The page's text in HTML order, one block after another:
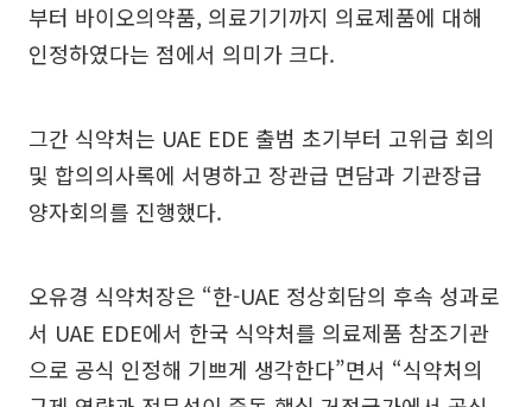
부터 바이오의약품, 의료기기까지 의료제품에 대해
인정하였다는 점에서 의미가 크다.
그간 식약처는 UAE EDE 출범 초기부터 고위급 회의
및 합의의사록에 서명하고 장관급 면담과 기관장급
양자회의를 진행했다.
오유경 식약처장은 “한-UAE 정상회담의 후속 성과로
서 UAE EDE에서 한국 식약처를 의료제품 참조기관
으로 공식 인정해 기쁘게 생각한다”면서 “식약처의